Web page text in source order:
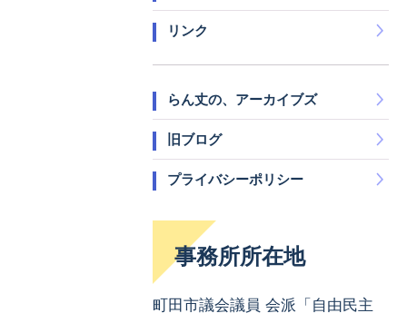
リンク
らん丈の、アーカイブズ
旧ブログ
プライバシーポリシー
事務所所在地
町田市議会議員 会派「自由民主